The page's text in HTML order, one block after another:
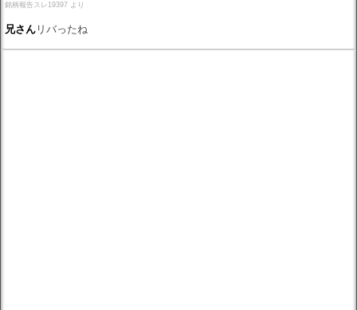
銘柄報告スレ19397 より
兄さん リバったね